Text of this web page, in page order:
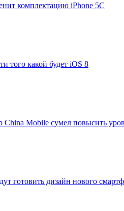
комплектацию iPhone 5C
того какой будет iOS 8
China Mobile сумел повысить
готовить дизайн нового